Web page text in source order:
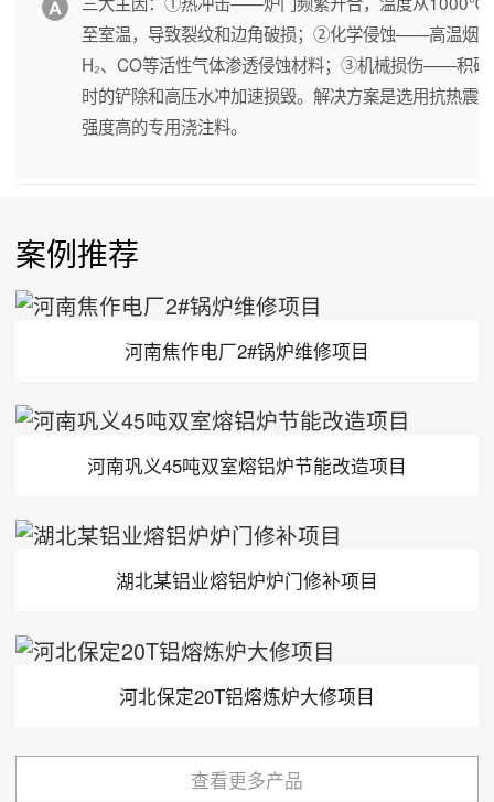
至室温，导致裂纹和边角破损；②化学侵蚀——高温烟
H₂、CO等活性气体渗透侵蚀材料；③机械损伤——积碳
时的铲除和高压水冲加速损毁。解决方案是选用抗热震
强度高的专用浇注料。
案例推荐
河南焦作电厂2#锅炉维修项目
河南巩义45吨双室熔铝炉节能改造项目
湖北某铝业熔铝炉炉门修补项目
河北保定20T铝熔炼炉大修项目
查看更多产品